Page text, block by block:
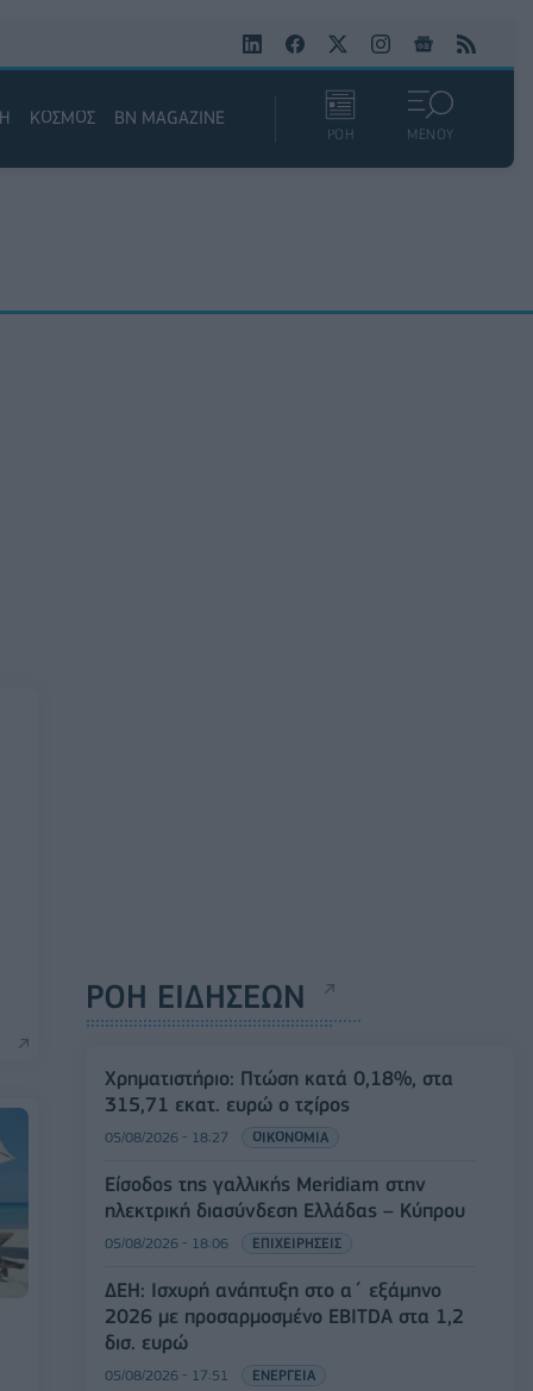
ΚΟΣΜΟΣ BN MAGAZINE
ΡΟΗ ΜΕΝΟΥ
ΡΟΗ ΕΙΔΗΣΕΩΝ
Χρηματιστήριο: Πτώση κατά 0,18%, στα
315,71 εκατ. ευρώ ο τζίρος
05/08/2026 - 18:27 ΟΙΚΟΝΟΜΙΑ
Είσοδος της γαλλικής Meridiam στην
ηλεκτρική διασύνδεση Ελλάδας – Κύπρου
05/08/2026 - 18:06 ΕΠΙΧΕΙΡΗΣΕΙΣ
ΔΕΗ: Ισχυρή ανάπτυξη στο α΄ εξάμηνο
2026 με προσαρμοσμένο EBITDA στα 1,2
δισ. ευρώ
05/08/2026 - 17:51 ΕΝΕΡΓΕΙΑ